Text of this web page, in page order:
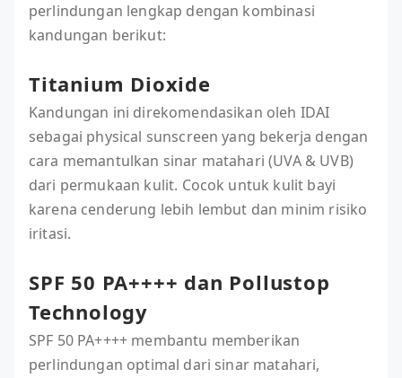
perlindungan lengkap dengan kombinasi
kandungan berikut:
Titanium Dioxide
Kandungan ini direkomendasikan oleh IDAI
sebagai physical sunscreen yang bekerja dengan
cara memantulkan sinar matahari (UVA & UVB)
dari permukaan kulit. Cocok untuk kulit bayi
karena cenderung lebih lembut dan minim risiko
iritasi.
SPF 50 PA++++ dan Pollustop
Technology
SPF 50 PA++++ membantu memberikan
perlindungan optimal dari sinar matahari,